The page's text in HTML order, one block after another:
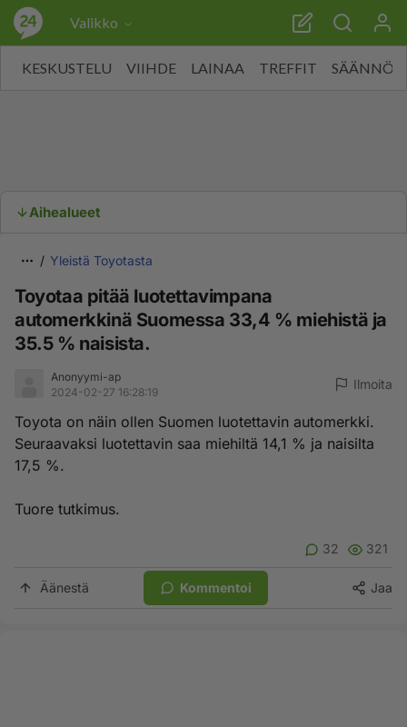
Valikko
KESKUSTELU VIIHDE LAINAA TREFFIT SÄÄNNÖT
Aihealueet
Yleistä Toyotasta
Toyotaa pitää luotettavimpana
automerkkinä Suomessa 33,4 % miehistä ja
35.5 % naisista.
Anonyymi-ap
2024-02-27 16:28:19
Ilmoita
Toyota on näin ollen Suomen luotettavin automerkki.
Seuraavaksi luotettavin saa miehiltä 14,1 % ja naisilta
17,5 %.
Tuore tutkimus.
32 321
Äänestä Kommentoi Jaa